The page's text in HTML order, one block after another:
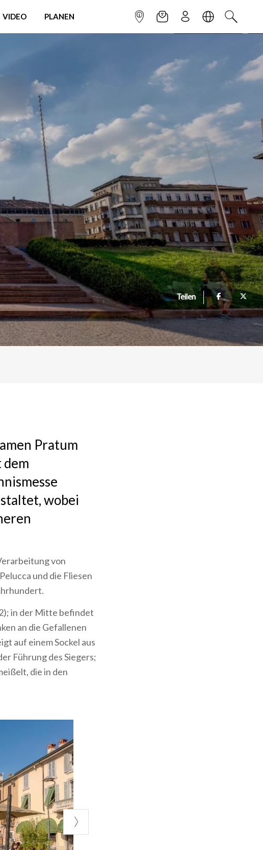
VIDEO PLANEN INFOPUNKTNEWSLETTER
ANMELDENSPRACHESUCHEN
Teilen
Pratum
dem
wobei
von
und die Fliesen
in der Mitte befindet
an die Gefallenen
auf einem Sockel aus
Führung des Siegers;
die in den